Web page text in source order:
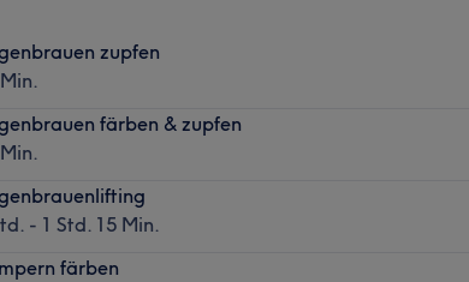
zupfen
färben & zupfen
- 1 Std. 15 Min.
färben